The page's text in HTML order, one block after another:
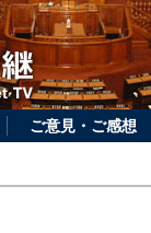
ご意見・ご感想